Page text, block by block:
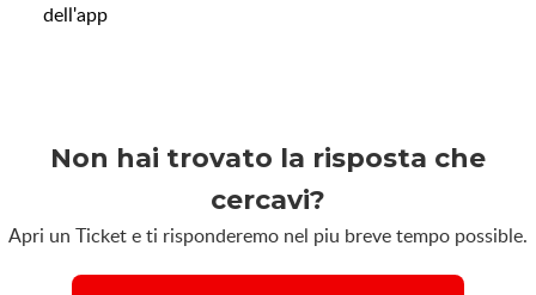
dell'app
Non hai trovato la risposta che
cercavi?
Apri un Ticket e ti risponderemo nel piu breve tempo possible.